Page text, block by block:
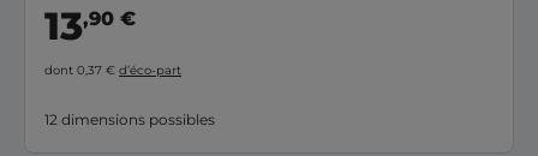
13,90 €
dont 0,37 € d’éco-part
12 dimensions possibles